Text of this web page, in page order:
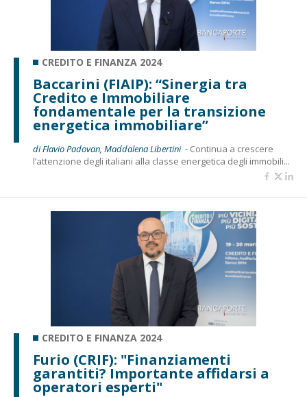
CREDITO E FINANZA 2024
Baccarini (FIAIP): “Sinergia tra
Credito e Immobiliare
fondamentale per la transizione
energetica immobiliare”
di Flavio Padovan, Maddalena Libertini - Continua a crescere
l’attenzione degli italiani alla classe energetica degli immobili...
CREDITO E FINANZA 2024
Furio (CRIF): "Finanziamenti
garantiti? Importante affidarsi a
operatori esperti"